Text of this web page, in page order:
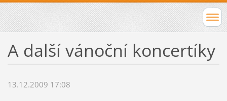
A další vánoční koncertíky
13.12.2009 17:08